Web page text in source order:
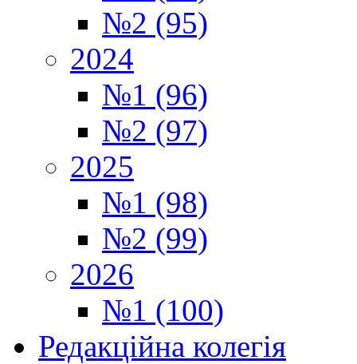
№2 (95)
2024
№1 (96)
№2 (97)
2025
№1 (98)
№2 (99)
2026
№1 (100)
Редакційна колегія